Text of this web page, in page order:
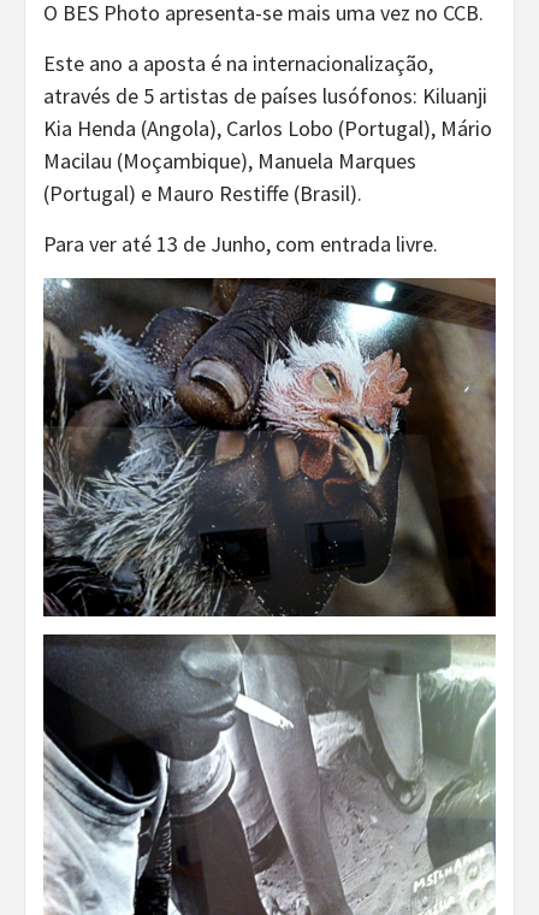
O BES Photo apresenta-se mais uma vez no CCB.
Este ano a aposta é na internacionalização,
através de 5 artistas de países lusófonos: Kiluanji
Kia Henda (Angola), Carlos Lobo (Portugal), Mário
Macilau (Moçambique), Manuela Marques
(Portugal) e Mauro Restiffe (Brasil).
Para ver até 13 de Junho, com entrada livre.